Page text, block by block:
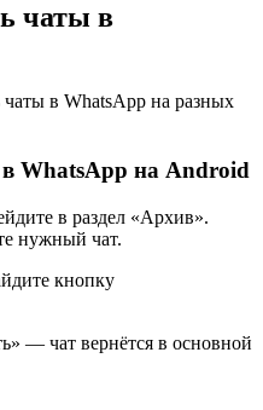
чаты в
в WhatsApp на разных
WhatsApp на Android
в раздел «Архив».
нужный чат.
кнопку
— чат вернётся в основной